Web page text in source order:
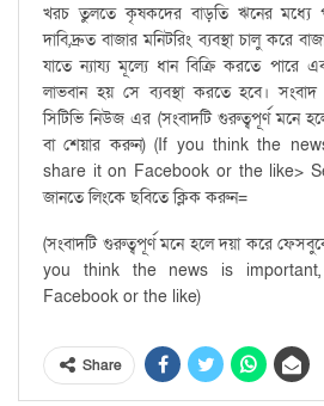
খরচ তুলতে কৃষকদের বাড়তি ঋনের মধ্যে
দাবি,দ্রুত বাজার মনিটরিং ব্যবস্থা চালু করে
যাতে ন্যায্য মূল্যে ধান বিক্রি করতে পারে
লাভবান হয় সে ব্যবস্থা করতে হবে।
সিটিভি নিউজ এর (সংবাদটি গুরুত্বপূর্ণ মনে
বা শেয়ার করুন) (If you think the
share it on Facebook or the like>
জানতে লিংকে ছবিতে ক্লিক করুন=
(সংবাদটি গুরুত্বপূর্ণ মনে হলে দয়া করে
you think the news is
Facebook or the like)
Share